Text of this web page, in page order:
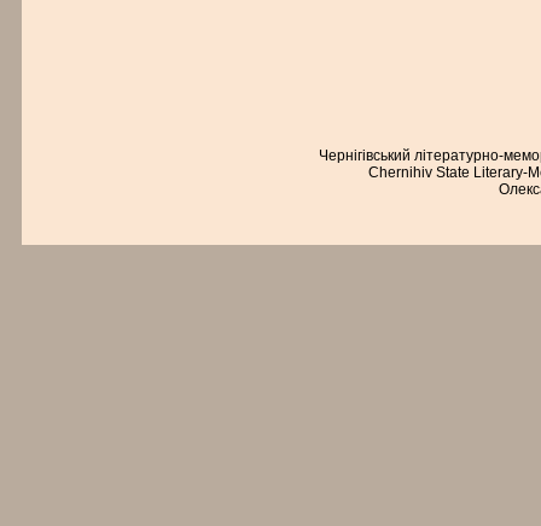
Чернігівський літературно-
Chernihiv State Literary-